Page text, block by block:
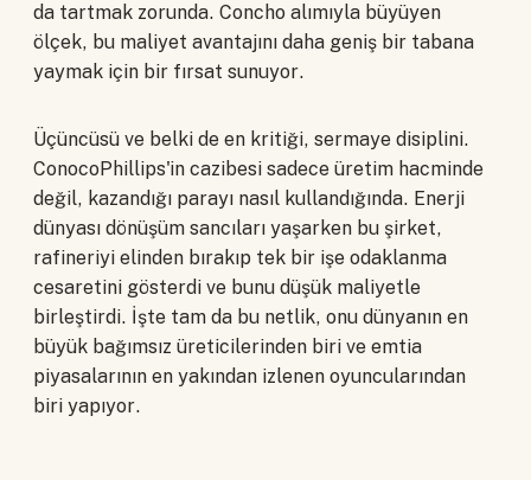
da tartmak zorunda. Concho alımıyla büyüyen
ölçek, bu maliyet avantajını daha geniş bir tabana
yaymak için bir fırsat sunuyor.
Üçüncüsü ve belki de en kritiği, sermaye disiplini.
ConocoPhillips'in cazibesi sadece üretim hacminde
değil, kazandığı parayı nasıl kullandığında. Enerji
dünyası dönüşüm sancıları yaşarken bu şirket,
rafineriyi elinden bırakıp tek bir işe odaklanma
cesaretini gösterdi ve bunu düşük maliyetle
birleştirdi. İşte tam da bu netlik, onu dünyanın en
büyük bağımsız üreticilerinden biri ve emtia
piyasalarının en yakından izlenen oyuncularından
biri yapıyor.